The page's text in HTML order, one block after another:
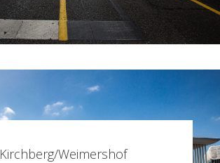
Kirchberg/Weimershof